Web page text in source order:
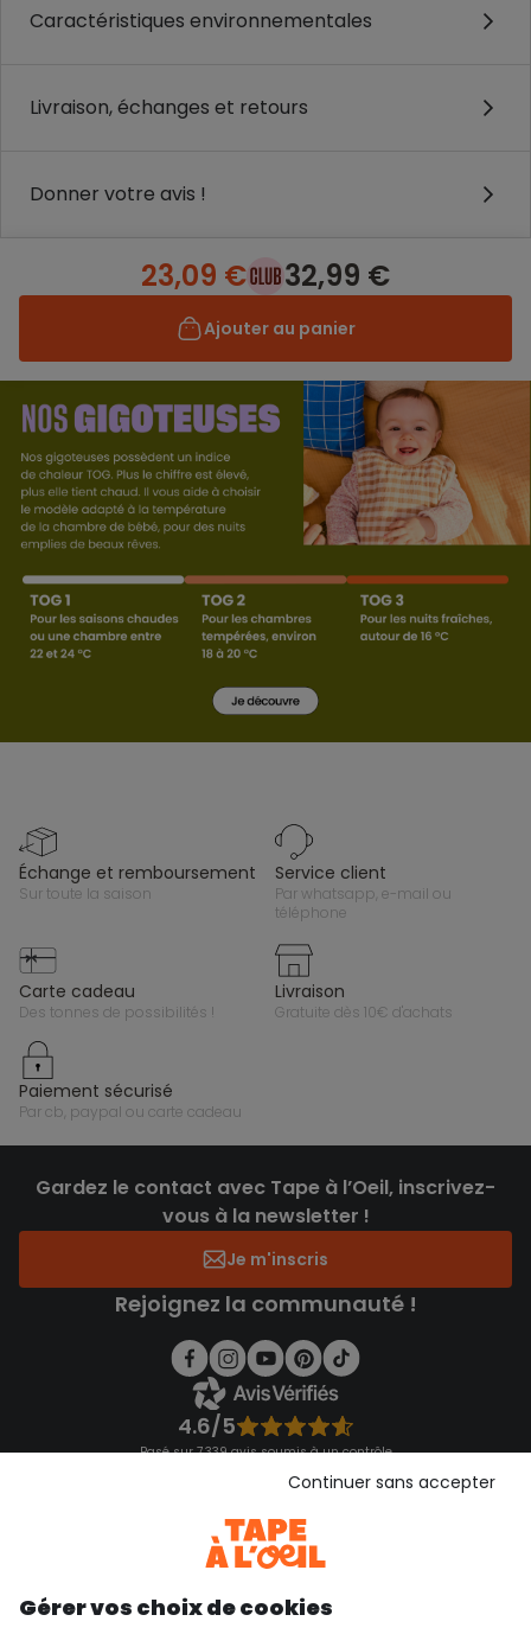
Caractéristiques environnementales
Livraison, échanges et retours
Donner votre avis !
23,09 € 32,99 €
Ajouter au panier
échange et remboursement
sur toute la saison
service client
par whatsapp, e-mail ou
téléphone
carte cadeau
des tonnes de possibilités !
livraison
gratuite dès 10€ d'achats
paiement sécurisé
par cb, paypal ou carte cadeau
Gardez le contact avec Tape à l’Oeil, inscrivez-
vous à la newsletter !
Je m'inscris
Rejoignez la communauté !
4.6/5
Basé sur 7 339 avis soumis à un contrôle
Consulter les CGU
Téléchargez notre application
Gérer vos choix de cookies
Continuer sans accepter